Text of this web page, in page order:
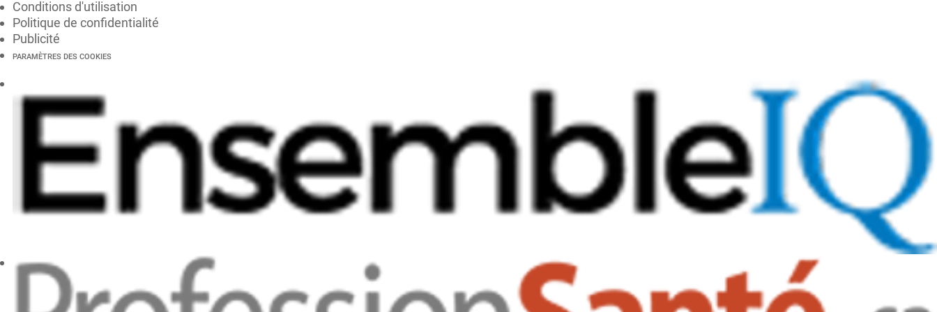
Conditions d'utilisation
Politique de confidentialité
Publicité
PARAMÈTRES DES COOKIES